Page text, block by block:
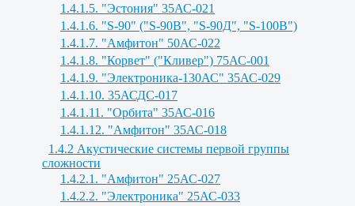
1.4.1.5. "Эстония" 35АС-021
1.4.1.6. "S-90" ("S-90B", "S-90Д", "S-100B")
1.4.1.7. "Амфитон" 50АС-022
1.4.1.8. "Корвет" ("Кливер") 75АС-001
1.4.1.9. "Электроника-130АС" 35АС-029
1.4.1.10. 35АСДС-017
1.4.1.11. "Орбита" 35АС-016
1.4.1.12. "Амфитон" 35АС-018
1.4.2 Акустические системы первой группы
сложности
1.4.2.1. "Амфитон" 25АС-027
1.4.2.2. "Электроника" 25АС-033